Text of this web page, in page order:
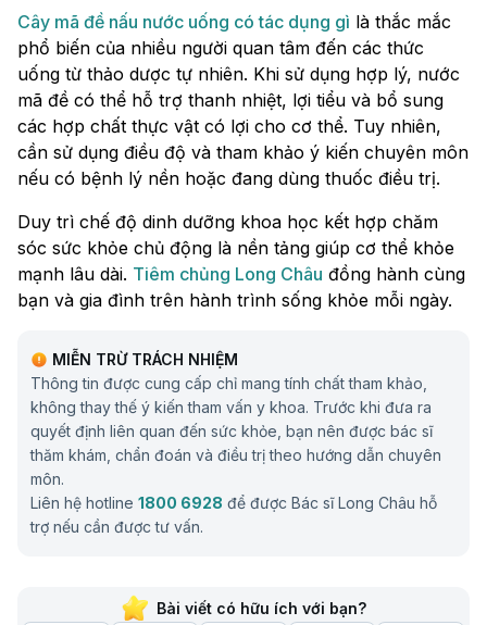
Cây mã đề nấu nước uống có tác dụng gì là thắc mắc
phổ biến của nhiều người quan tâm đến các thức
uống từ thảo dược tự nhiên. Khi sử dụng hợp lý, nước
mã đề có thể hỗ trợ thanh nhiệt, lợi tiểu và bổ sung
các hợp chất thực vật có lợi cho cơ thể. Tuy nhiên,
cần sử dụng điều độ và tham khảo ý kiến chuyên môn
nếu có bệnh lý nền hoặc đang dùng thuốc điều trị.
Duy trì chế độ dinh dưỡng khoa học kết hợp chăm
sóc sức khỏe chủ động là nền tảng giúp cơ thể khỏe
mạnh lâu dài. Tiêm chủng Long Châu đồng hành cùng
bạn và gia đình trên hành trình sống khỏe mỗi ngày.
MIỄN TRỪ TRÁCH NHIỆM
Thông tin được cung cấp chỉ mang tính chất tham khảo,
không thay thế ý kiến tham vấn y khoa. Trước khi đưa ra
quyết định liên quan đến sức khỏe, bạn nên được bác sĩ
thăm khám, chẩn đoán và điều trị theo hướng dẫn chuyên
môn.
Liên hệ hotline 1800 6928 để được Bác sĩ Long Châu hỗ
trợ nếu cần được tư vấn.
Bài viết có hữu ích với bạn?